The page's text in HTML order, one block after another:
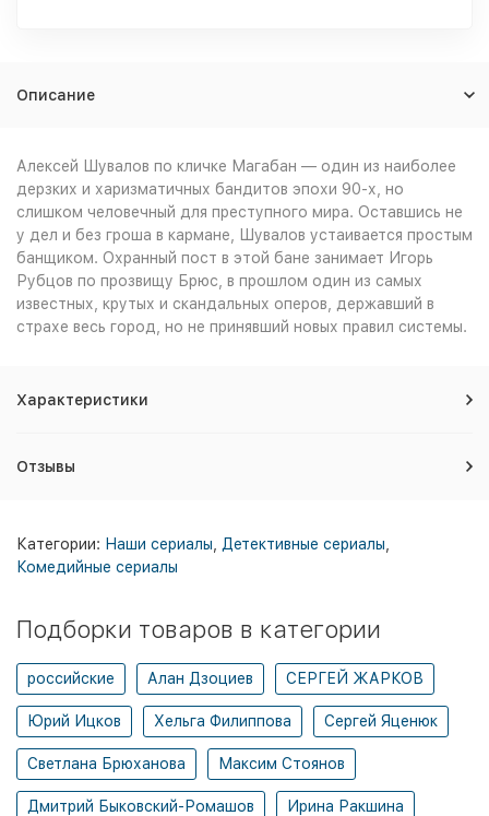
Описание
Алексей Шувалов по кличке Магабан — один из наиболее
дерзких и харизматичных бандитов эпохи 90-х, но
слишком человечный для преступного мира. Оставшись не
у дел и без гроша в кармане, Шувалов устаивается простым
банщиком. Охранный пост в этой бане занимает Игорь
Рубцов по прозвищу Брюс, в прошлом один из самых
известных, крутых и скандальных оперов, державший в
страхе весь город, но не принявший новых правил системы.
Характеристики
Отзывы
Категории: Наши сериалы Детективные сериалы
Комедийные сериалы
Подборки товаров в категории
российские Алан Дзоциев СЕРГЕЙ ЖАРКОВ
Юрий Ицков Хельга Филиппова Сергей Яценюк
Светлана Брюханова Максим Стоянов
Дмитрий Быковский-Ромашов Ирина Ракшина